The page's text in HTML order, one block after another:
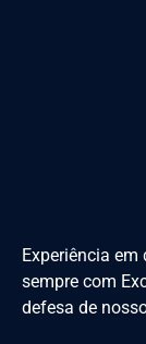
Experiência
sempre com
defesa de